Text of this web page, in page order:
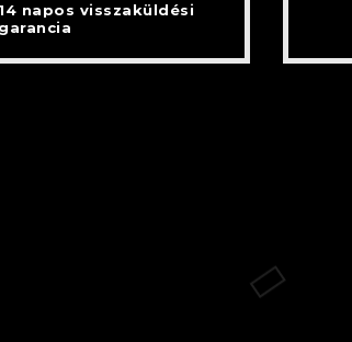
14 napos visszaküldési
garancia